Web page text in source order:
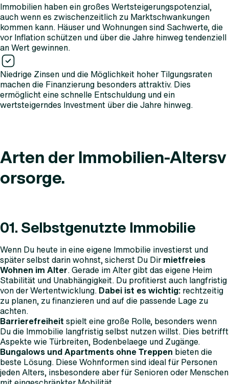
Immobilien haben ein großes Wertsteigerungspotenzial,
auch wenn es zwischenzeitlich zu Marktschwankungen
kommen kann. Häuser und Wohnungen sind Sachwerte, die
vor Inflation schützen und über die Jahre hinweg tendenziell
an Wert gewinnen.
Niedrige Zinsen und die Möglichkeit hoher Tilgungsraten
machen die Finanzierung besonders attraktiv. Dies
ermöglicht eine schnelle Entschuldung und ein
wertsteigerndes Investment über die Jahre hinweg.
Arten der Immobilien-Altersv
orsorge.
01. Selbstgenutzte Immobilie
Wenn Du heute in eine eigene Immobilie investierst und
später selbst darin wohnst, sicherst Du Dirmietfreies
Wohnen im Alter. Gerade im Alter gibt das eigene Heim
Stabilität und Unabhängigkeit. Du profitierst auch langfristig
von der Wertentwicklung. Dabei ist es wichtig: rechtzeitig
zu planen, zu finanzieren und auf die passende Lage zu
achten.
Barrierefreiheit spielt eine große Rolle, besonders wenn
Du die Immobilie langfristig selbst nutzen willst. Dies betrifft
Aspekte wie Türbreiten, Bodenbelaege und Zugänge.
Bungalows und Apartments ohne Treppen bieten die
beste Lösung. Diese Wohnformen sind ideal für Personen
jeden Alters, insbesondere aber für Senioren oder Menschen